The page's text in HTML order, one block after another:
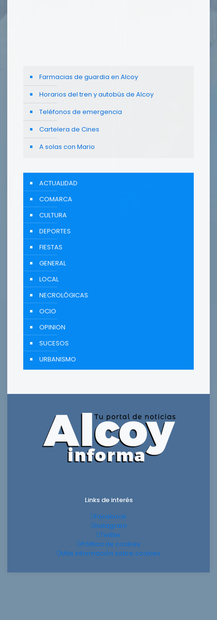
Farmacias de guardia en Alcoy
Horarios del tren y autobús de Alcoy
Teléfonos de emergencia
Cartelera de Cines
A solas con Mario
ACTUALIDAD
COMARCA
CULTURA
DEPORTES
FIESTAS
GENERAL
LOCAL
NECROLÓGICAS
OCIO
OPINION
SUCESOS
URBANISMO
Links de interés
Facebook
Instagram
Twitter
Pólitica de cookies
Más información sobre cookies